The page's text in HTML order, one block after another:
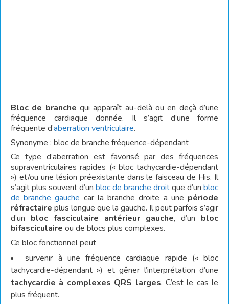
Bloc de branche qui apparaît au-delà ou en deçà d’une
fréquence cardiaque donnée. Il s’agit d’une forme
fréquente d’aberration ventriculaire.
Synonyme : bloc de branche fréquence-dépendant
Ce type d’aberration est favorisé par des fréquences
supraventriculaires rapides (« bloc tachycardie-dépendant
») et/ou une lésion préexistante dans le faisceau de His. Il
s’agit plus souvent d’un bloc de branche droitque d’un bloc
de branche gauche car la branche droite a une période
réfractaire plus longue que la gauche. Il peut parfois s’agir
d’un bloc fasciculaire antérieur gauche, d’un bloc
bifasciculaire ou de blocs plus complexes.
Ce bloc fonctionnelpeut
survenir à une fréquence cardiaque rapide (« bloc
tachycardie-dépendant ») et gêner l’interprétation d’une
tachycardie à complexes QRS larges. C’est le cas le
plus fréquent.